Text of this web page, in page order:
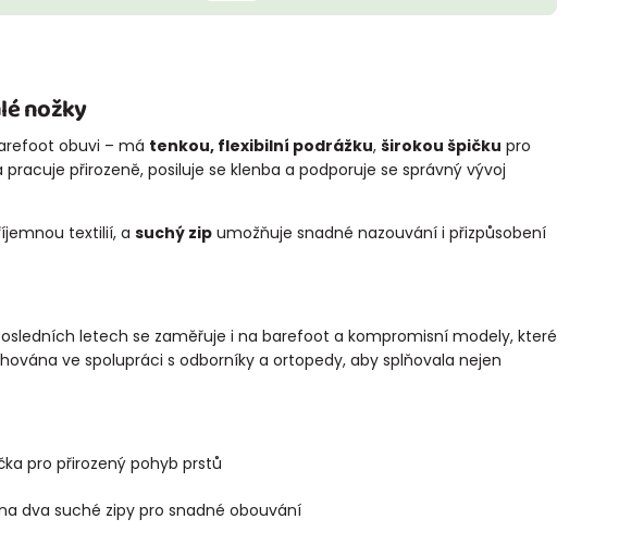
nožky
obuvi – má tenkou, flexibilní podrážku, širokou špičku pro
přirozeně, posiluje se klenba a podporuje se správný vývoj
textilií, a suchý zip umožňuje snadné nazouvání i přizpůsobení
letech se zaměřuje i na barefoot a kompromisní modely, které
ve spolupráci s odborníky a ortopedy, aby splňovala nejen
pro přirozený pohyb prstů
dva suché zipy pro snadné obouvání